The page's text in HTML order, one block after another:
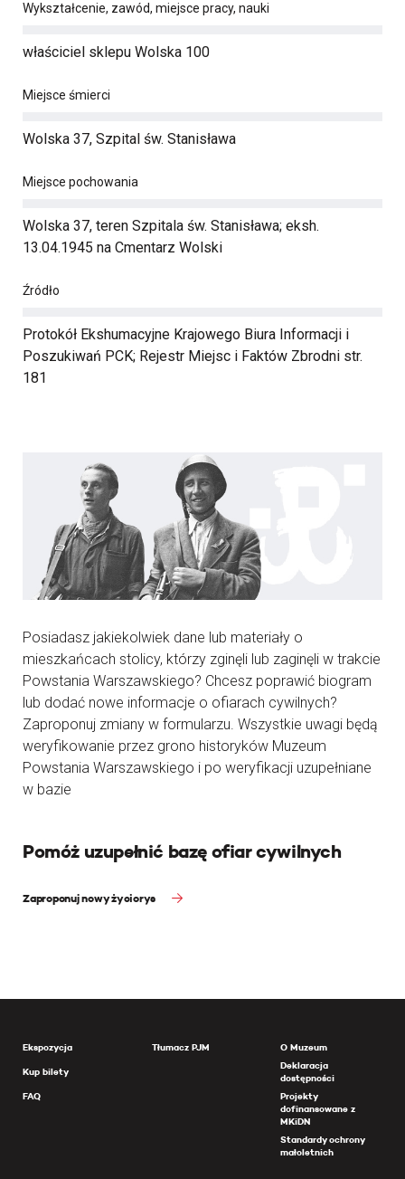
Wykształcenie, zawód, miejsce pracy, nauki
właściciel sklepu Wolska 100
Miejsce śmierci
Wolska 37, Szpital św. Stanisława
Miejsce pochowania
Wolska 37, teren Szpitala św. Stanisława; eksh.
13.04.1945 na Cmentarz Wolski
Źródło
Protokół Ekshumacyjne Krajowego Biura Informacji i
Poszukiwań PCK; Rejestr Miejsc i Faktów Zbrodni str.
181
Posiadasz jakiekolwiek dane lub materiały o
mieszkańcach stolicy, którzy zginęli lub zaginęli w trakcie
Powstania Warszawskiego? Chcesz poprawić biogram
lub dodać nowe informacje o ofiarach cywilnych?
Zaproponuj zmiany w formularzu. Wszystkie uwagi będą
weryfikowanie przez grono historyków Muzeum
Powstania Warszawskiego i po weryfikacji uzupełniane
w bazie
Pomóż uzupełnić bazę ofiar cywilnych
Zaproponuj nowy życiorys
Ekspozycja
Kup bilety
FAQ
Tłumacz PJM
O Muzeum
Deklaracja
dostępności
Projekty
dofinansowane z
MKiDN
Standardy ochrony
małoletnich